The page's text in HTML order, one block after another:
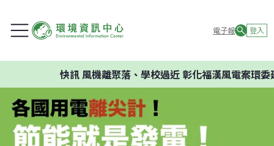
電子報 登入
風機離聚落、學校過近 彰化福漢風電案環委建議不應